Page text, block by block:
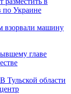
по Украине
взорвали машину
главе
Тульской области